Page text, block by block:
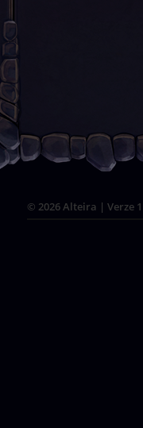
© 2026 Alteira | Verze